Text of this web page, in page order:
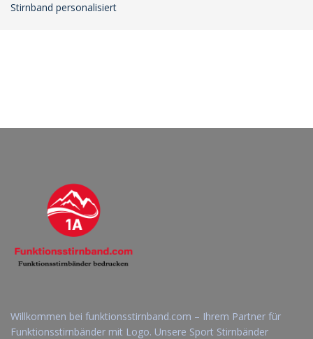
Stirnband personalisiert
Willkommen bei funktionsstirnband.com – Ihrem Partner für
Funktionsstirnbänder mit Logo. Unsere Sport Stirnbänder